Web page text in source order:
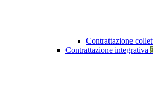
Contrattazione
Contrattazione integrativa